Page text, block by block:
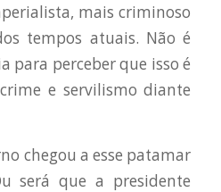
mais criminoso
tempos atuais. Não é
para perceber que isso é
e servilismo diante
chegou a esse patamar
será que a presidente